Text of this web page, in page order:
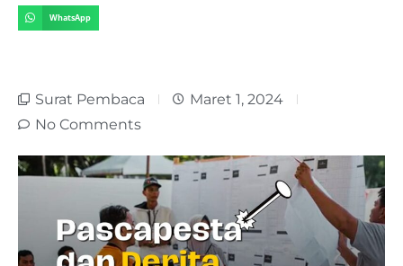
WhatsApp
Surat Pembaca
Maret 1, 2024
No Comments